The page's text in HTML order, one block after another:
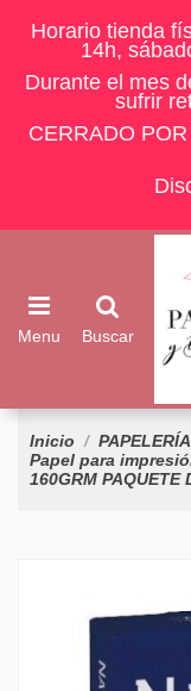
Horario tienda
14h,
Durante el mes
sufrir
CERRADO
Menu Buscar
Inicio PAPELERÍA
Papel para
160GRM PAQUETE